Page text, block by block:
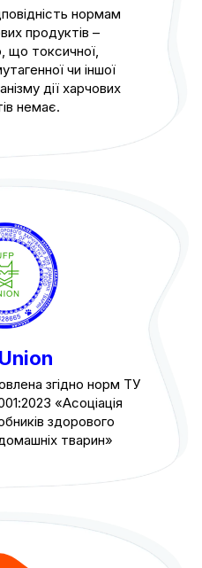
нормам
продуктів –
що токсичної,
чи іншої
дії харчових
немає.
згідно норм ТУ
«Асоціація
здорового
тварин»